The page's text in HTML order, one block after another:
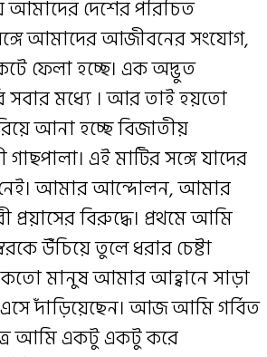
আমাদের দেশের পরিচিত
আমাদের আজীবনের সংযোগ,
ফেলা হচ্ছে। এক অদ্ভুত
সবার মধ্যে । আর তাই হয়তো
আনা হচ্ছে বিজাতীয়
এই মাটির সঙ্গে যাদের
আমার আন্দোলন, আমার
প্রয়াসের বিরুদ্ধে। প্রথমে আমি
উঁচিয়ে তুলে ধরার চেষ্টা
মানুষ আমার আহ্বানে সাড়া
দাঁড়িয়েছেন। আজ আমি গর্বিত
আমি একটু একটু করে